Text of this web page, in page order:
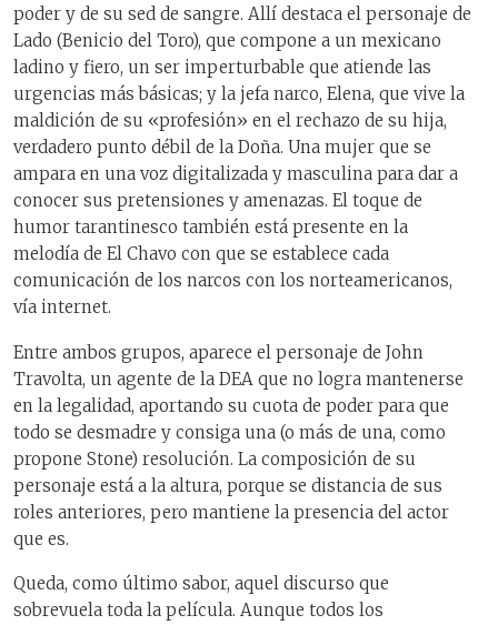
poder y de su sed de sangre. Allí destaca el personaje de
Lado (Benicio del Toro), que compone a un mexicano
ladino y fiero, un ser imperturbable que atiende las
urgencias más básicas; y la jefa narco, Elena, que vive la
maldición de su «profesión» en el rechazo de su hija,
verdadero punto débil de la Doña. Una mujer que se
ampara en una voz digitalizada y masculina para dar a
conocer sus pretensiones y amenazas. El toque de
humor tarantinesco también está presente en la
melodía de El Chavo con que se establece cada
comunicación de los narcos con los norteamericanos,
vía internet.
Entre ambos grupos, aparece el personaje de John
Travolta, un agente de la DEA que no logra mantenerse
en la legalidad, aportando su cuota de poder para que
todo se desmadre y consiga una (o más de una, como
propone Stone) resolución. La composición de su
personaje está a la altura, porque se distancia de sus
roles anteriores, pero mantiene la presencia del actor
que es.
Queda, como último sabor, aquel discurso que
sobrevuela toda la película. Aunque todos los